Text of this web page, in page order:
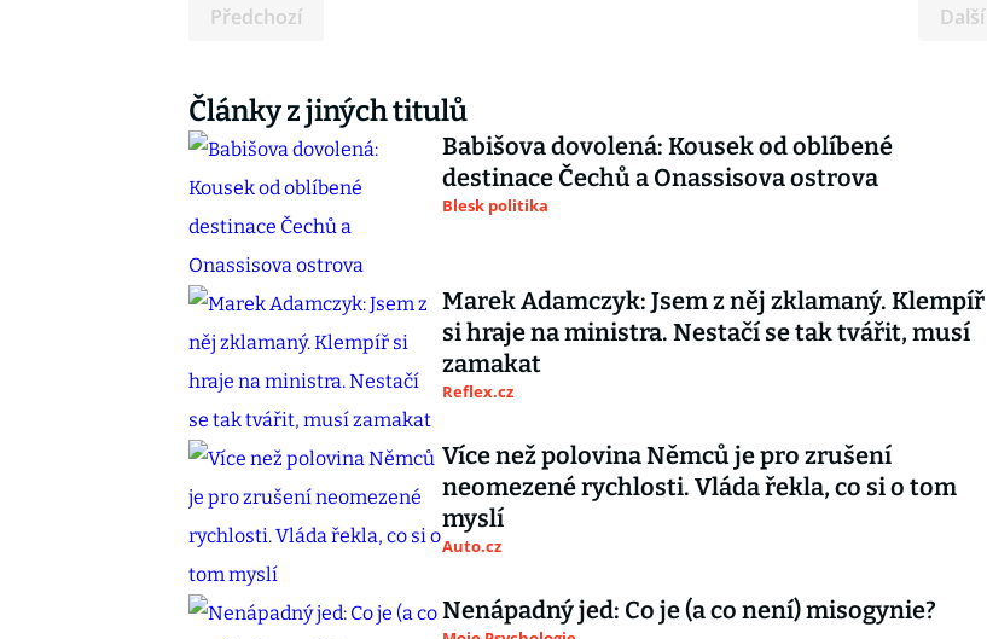
Předchozí Další
Články z jiných titulů
Babišova dovolená: Kousek od oblíbené
destinace Čechů a Onassisova ostrova
Blesk politika
Marek Adamczyk: Jsem z něj zklamaný. Klempíř
si hraje na ministra. Nestačí se tak tvářit, musí
zamakat
Reflex.cz
Více než polovina Němců je pro zrušení
neomezené rychlosti. Vláda řekla, co si o tom
myslí
Auto.cz
Nenápadný jed: Co je (a co není) misogynie?